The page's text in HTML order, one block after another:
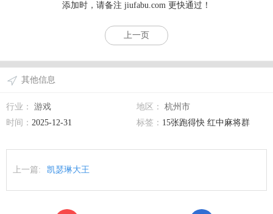
添加时，请备注 jiufabu.com 更快通过！
上一页
其他信息
行业： 游戏 地区：
杭州市
时间： 2025-12-31 标签： 15张跑得快 红中麻将群
上一篇: 凯瑟琳大王